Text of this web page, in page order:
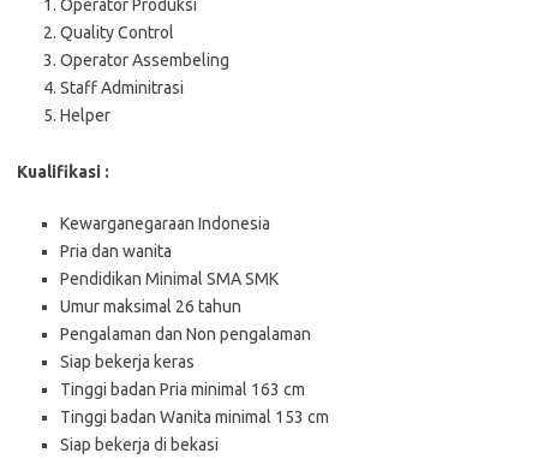
Operator Produksi
Quality Control
Operator Assembeling
Staff Adminitrasi
Helper
Kualifikasi :
Kewarganegaraan Indonesia
Pria dan wanita
Pendidikan Minimal SMA SMK
Umur maksimal 26 tahun
Pengalaman dan Non pengalaman
Siap bekerja keras
Tinggi badan Pria minimal 163 cm
Tinggi badan Wanita minimal 153 cm
Siap bekerja di bekasi